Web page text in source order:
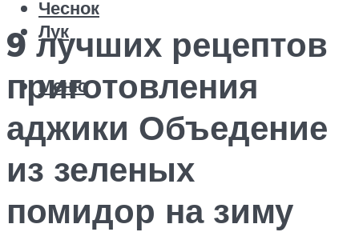
Чеснок
Лук
Меню
9 лучших рецептов
приготовления
аджики Объедение
из зеленых
помидор на зиму